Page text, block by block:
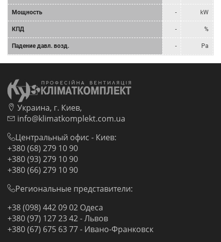
Мощность - kW
КПД - %
Падение давл. возд. - Pa
Украина, г. Киев,
info@klimatkomplekt.com.ua
Центральный офис - Киев:
+380 (68) 279 10 90
+380 (93) 279 10 90
+380 (66) 279 10 90
Региональные представители:
+38 (098) 442 09 02 Одеса
+380 (97) 127 23 42 - Львов
+380 (67) 675 63 77 - Ивано-Франковск